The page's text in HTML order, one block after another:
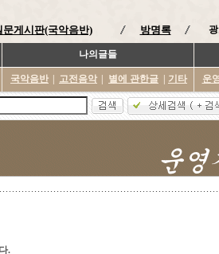
문게시판(국악음반) 방명록
나의글들
국악음반 고전음악 별에 관한글 기타 운
.